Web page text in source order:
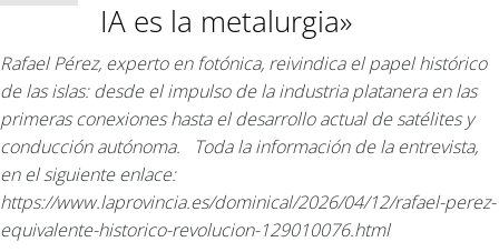
IA es la metalurgia»
Rafael Pérez, experto en fotónica, reivindica el papel histórico
de las islas: desde el impulso de la industria platanera en las
primeras conexiones hasta el desarrollo actual de satélites y
conducción autónoma. Toda la información de la entrevista,
en el siguiente enlace:
https://www.laprovincia.es/dominical/2026/04/12/rafael-perez-
equivalente-historico-revolucion-129010076.html